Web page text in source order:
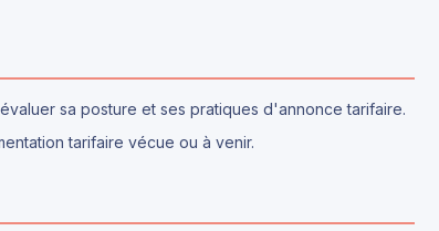
sa posture et ses pratiques d'annonce tarifaire.
tarifaire vécue ou à venir.